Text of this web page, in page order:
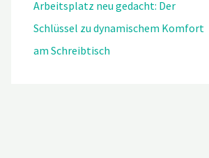
Arbeitsplatz neu gedacht: Der
Schlüssel zu dynamischem Komfort
am Schreibtisch